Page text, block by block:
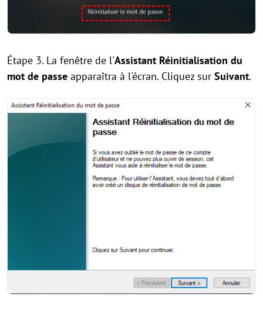
Étape 3. La fenêtre de l'Assistant Réinitialisation du
mot de passe apparaîtra à l'écran. Cliquez sur Suivant.